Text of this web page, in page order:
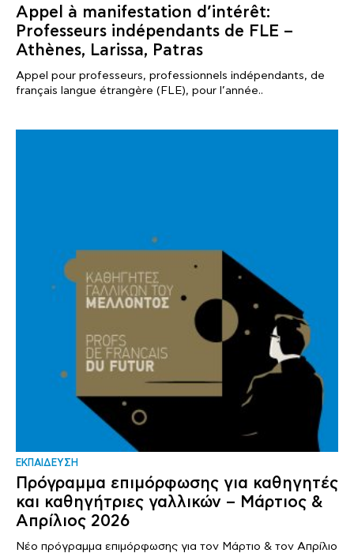
Appel à manifestation d’intérêt:
Professeurs indépendants de FLE –
Athènes, Larissa, Patras
Appel pour professeurs, professionnels indépendants, de
français langue étrangère (FLE), pour l’année..
ΕΚΠΑΙΔΕΥΣΗ
Πρόγραμμα επιμόρφωσης για καθηγητές
και καθηγήτριες γαλλικών – Μάρτιος &
Απρίλιος 2026
Νέο πρόγραμμα επιμόρφωσης για τον Μάρτιο & τον Απρίλιο